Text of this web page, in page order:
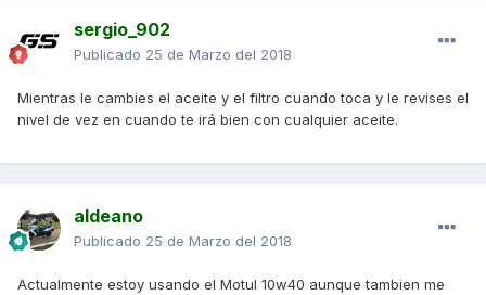
sergio_902
Publicado 25 de Marzo del 2018
Mientras le cambies el aceite y el filtro cuando toca y le revises el
nivel de vez en cuando te irá bien con cualquier aceite.
aldeano
Publicado 25 de Marzo del 2018
Actualmente estoy usando el Motul 10w40 aunque tambien me